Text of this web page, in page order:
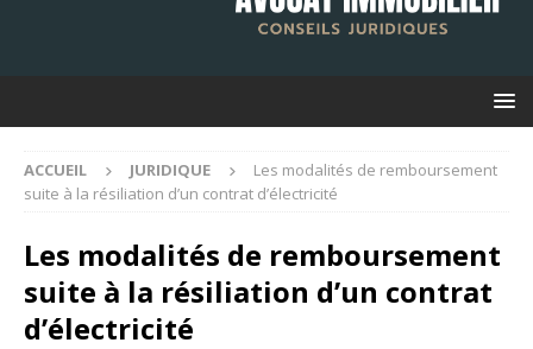
ACCUEIL JURIDIQUE
Les modalités de remboursement
suite à la résiliation d’un contrat d’électricité
Les modalités de remboursement
suite à la résiliation d’un contrat
d’électricité